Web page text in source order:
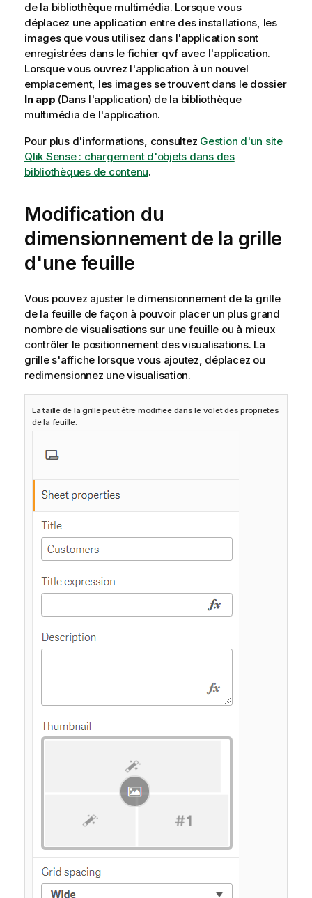
de la bibliothèque multimédia. Lorsque vous
déplacez une application entre des installations, les
images que vous utilisez dans l'application sont
enregistrées dans le fichier qvf avec l'application.
Lorsque vous ouvrez l'application à un nouvel
emplacement, les images se trouvent dans le dossier
In app (Dans l'application) de la bibliothèque
multimédia de l'application.
Pour plus d'informations, consultez Gestion d'un site
Qlik Sense : chargement d'objets dans des
bibliothèques de contenu.
Modification du
dimensionnement de la grille
d'une feuille
Vous pouvez ajuster le dimensionnement de la grille
de la feuille de façon à pouvoir placer un plus grand
nombre de visualisations sur une feuille ou à mieux
contrôler le positionnement des visualisations. La
grille s'affiche lorsque vous ajoutez, déplacez ou
redimensionnez une visualisation.
La taille de la grille peut être modifiée dans le volet des propriétés
de la feuille.